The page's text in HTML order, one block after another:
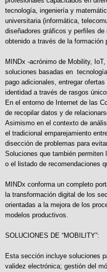
tecnología, ingeniería y
universitaria (informática,
diseñadores gráficos y perfiles
obtenido a través de la formación
MINDx -acrónimo de Mobility,
soluciones basadas en
pago adicionales, entregar
identidad a través de rasgos
En el entorno de Internet de las
de recopilar datos y de
Asimismo en el contexto de
el tradicional emparejamiento
disección de problemas para
Soluciones que también permiten
o el listado de recomendaciones
MINDx conforma un completo
la transformación digital de los
orientadas a la mejora de los
modelos productivos.
SOLUCIONES DE “MOBILITY”:
Esta sección incluye soluciones
validez electrónica; gestión del